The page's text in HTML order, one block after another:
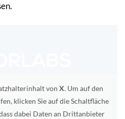
von X. Um auf den
klicken Sie auf die Schaltfläche
dabei Daten an Drittanbieter